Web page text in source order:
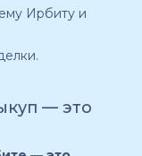
Ирбиту и
— это